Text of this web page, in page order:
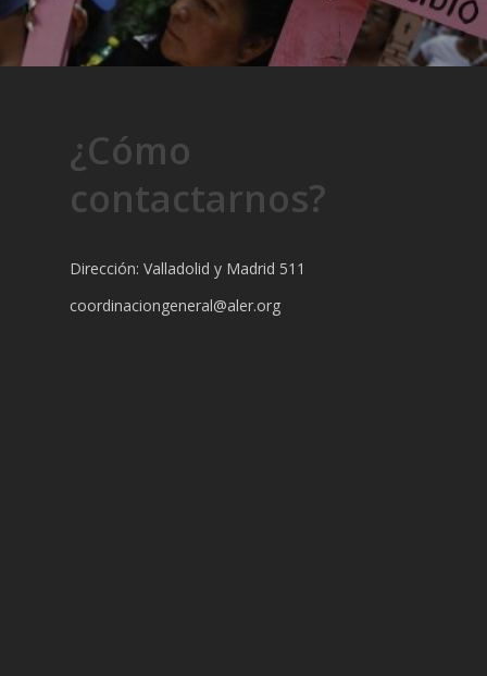
¿Cómo
contactarnos?
Dirección: Valladolid y Madrid 511
coordinaciongeneral@aler.org